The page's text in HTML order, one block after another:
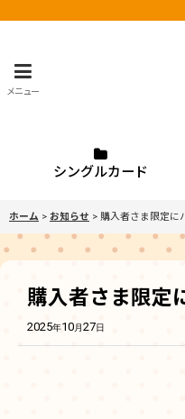
メニュー
シングルカード
ホーム > お知らせ > 購入者さま限定に
購入者さま限定
2025年10月27日